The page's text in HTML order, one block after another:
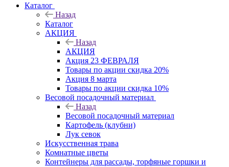
Каталог
Назад
Каталог
АКЦИЯ
Назад
АКЦИЯ
Акция 23 ФЕВРАЛЯ
Товары по акции скидка 20%
Акция 8 марта
Товары по акции скидка 10%
Весовой посадочный материал
Назад
Весовой посадочный материал
Картофель (клубни)
Лук севок
Искусственная трава
Комнатные цветы
Контейнеры для рассады, торфяные горшки и